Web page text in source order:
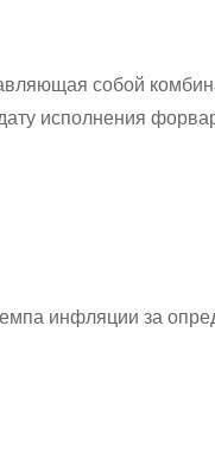
собой
исполнения
инфляции за